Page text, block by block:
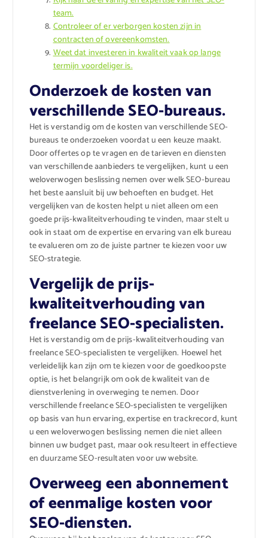
team.
Controleer of er verborgen kosten zijn in
contracten of overeenkomsten.
Weet dat investeren in kwaliteit vaak op lange
termijn voordeliger is.
Onderzoek de kosten van
verschillende SEO-bureaus.
Het is verstandig om de kosten van verschillende SEO-
bureaus te onderzoeken voordat u een keuze maakt.
Door offertes op te vragen en de tarieven en diensten
van verschillende aanbieders te vergelijken, kunt u een
weloverwogen beslissing nemen over welk SEO-bureau
het beste aansluit bij uw behoeften en budget. Het
vergelijken van de kosten helpt u niet alleen om een
goede prijs-kwaliteitverhouding te vinden, maar stelt u
ook in staat om de expertise en ervaring van elk bureau
te evalueren om zo de juiste partner te kiezen voor uw
SEO-strategie.
Vergelijk de prijs-
kwaliteitverhouding van
freelance SEO-specialisten.
Het is verstandig om de prijs-kwaliteitverhouding van
freelance SEO-specialisten te vergelijken. Hoewel het
verleidelijk kan zijn om te kiezen voor de goedkoopste
optie, is het belangrijk om ook de kwaliteit van de
dienstverlening in overweging te nemen. Door
verschillende freelance SEO-specialisten te vergelijken
op basis van hun ervaring, expertise en trackrecord, kunt
u een weloverwogen beslissing nemen die niet alleen
binnen uw budget past, maar ook resulteert in effectieve
en duurzame SEO-resultaten voor uw website.
Overweeg een abonnement
of eenmalige kosten voor
SEO-diensten.